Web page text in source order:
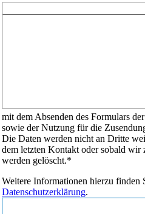
mit dem Absenden des Formulars
sowie der Nutzung für die
Die Daten werden nicht an Dritte
dem letzten Kontakt oder sobald wir
werden gelöscht.*
Weitere Informationen hierzu finden
Datenschutzerklärung.